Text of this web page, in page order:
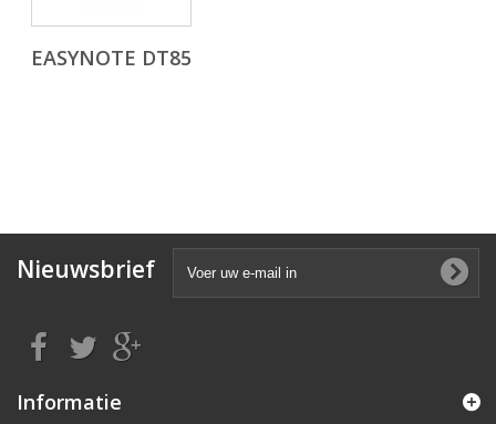
EASYNOTE DT85
Nieuwsbrief
Informatie